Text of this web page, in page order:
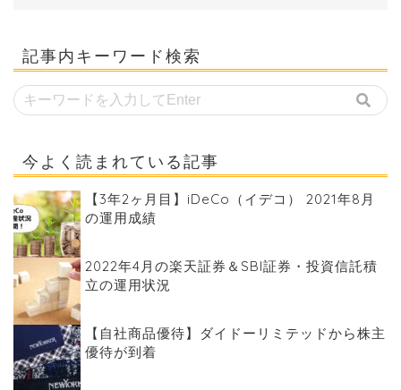
記事内キーワード検索
今よく読まれている記事
【3年2ヶ月目】iDeCo（イデコ） 2021年8月
の運用成績
2022年4月の楽天証券＆SBI証券・投資信託積
立の運用状況
【自社商品優待】ダイドーリミテッドから株主
優待が到着